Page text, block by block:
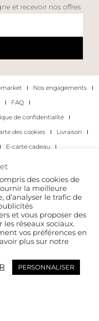
et recevoir nos offres
Nos engagements
FAQ
de confidentialité
des cookies
Livraison
E-carte cadeau
Pour les particuliers
Champmarket.
des cookies de
la meilleure
d’analyser le trafic de
et vous proposer des
réseaux sociaux.
vos préférences en
plus sur notre
PERSONNALISER